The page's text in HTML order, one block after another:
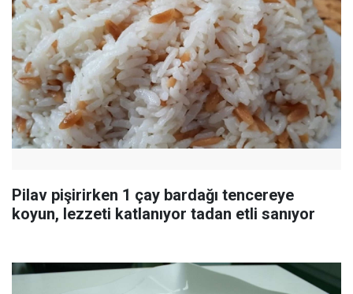
Pilav pişirirken 1 çay bardağı tencereye
koyun, lezzeti katlanıyor tadan etli sanıyor